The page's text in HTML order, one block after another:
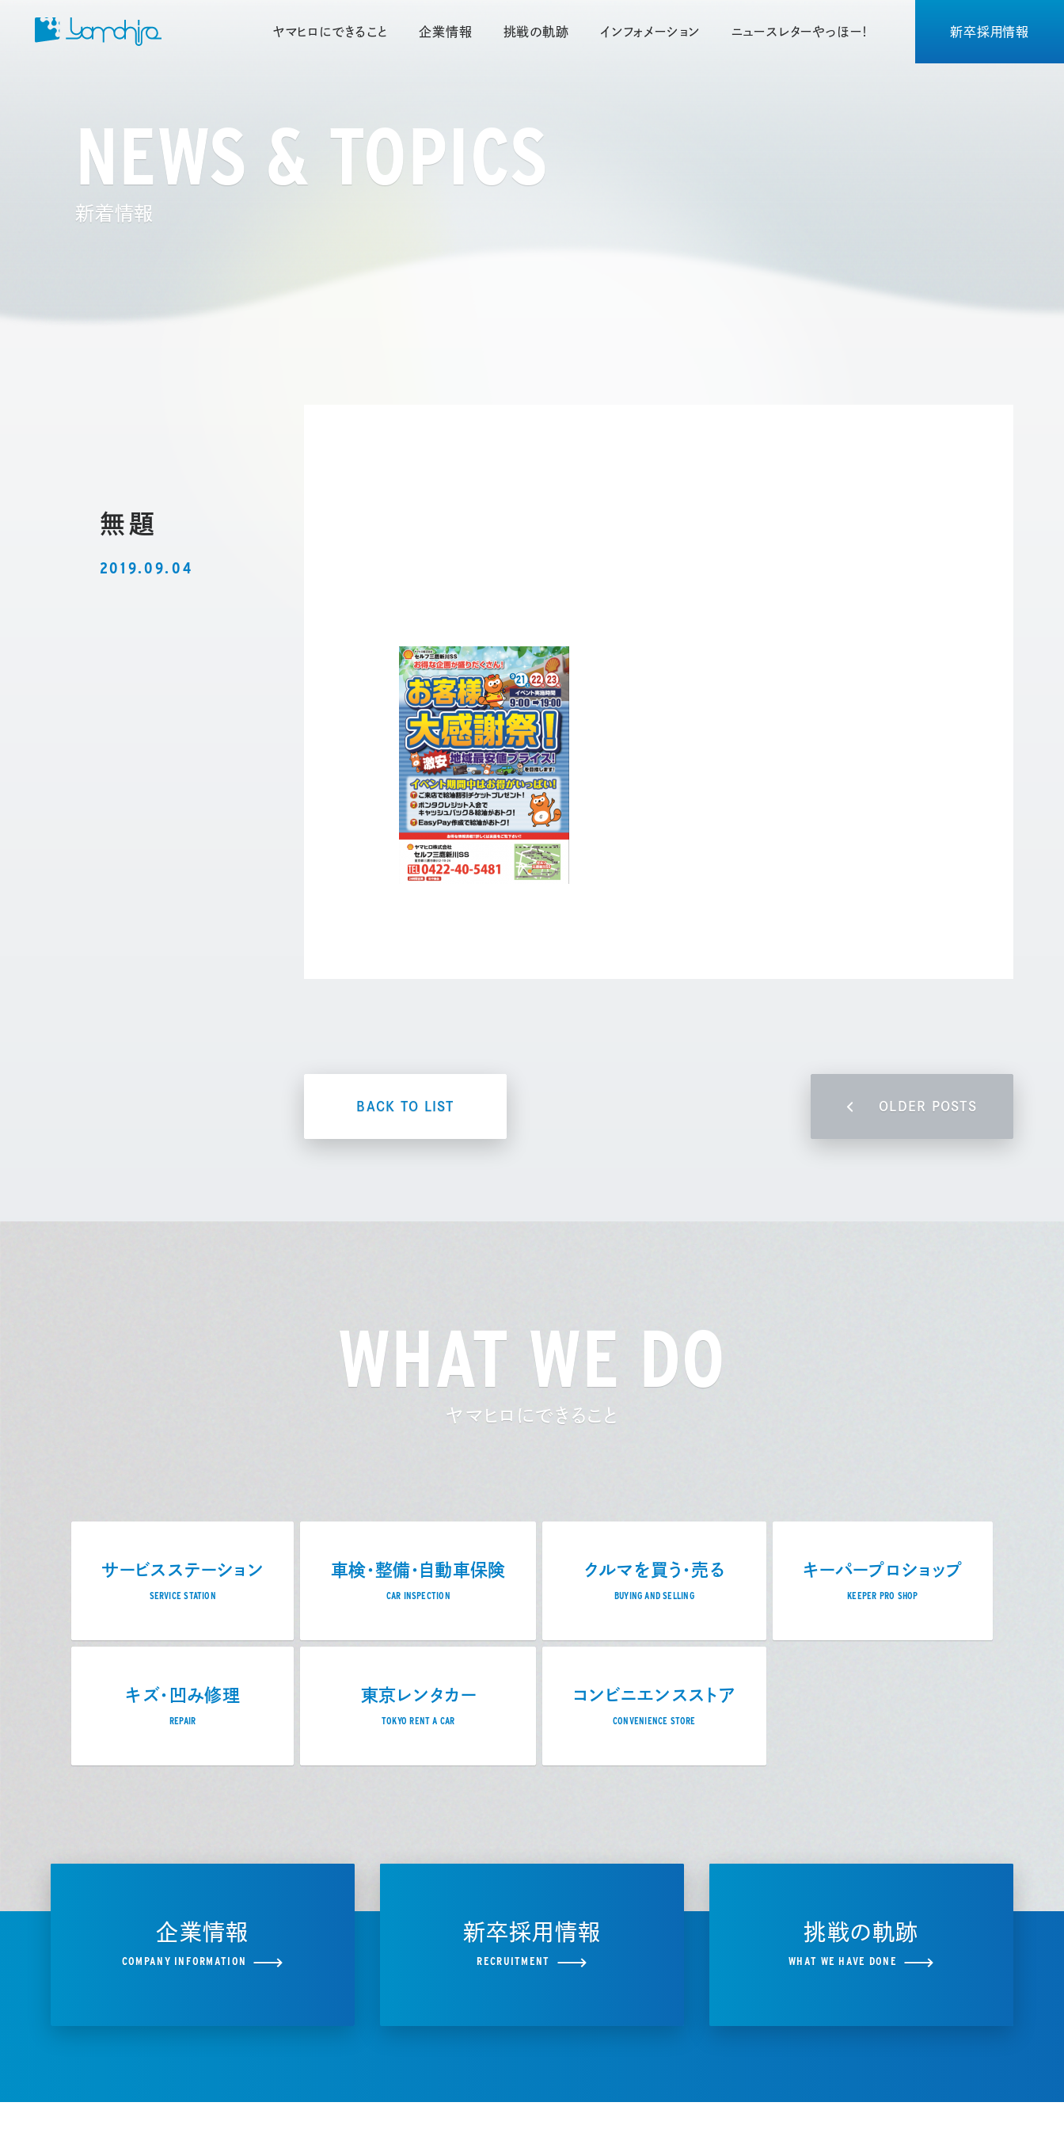
ヤマヒロにできること 企業情報 挑戦の軌跡 インフォメーション ニュースレターやっほー！ 新卒採用情報
NEWS & TOPICS
新着情報
無題
2019.09.04
BACK TO LIST OLDER POSTS
WHAT WE DO
ヤマヒロにできること
サービスステーション
SERVICE STATION
車検・整備・自動車保険
CAR INSPECTION
クルマを買う・売る
BUYING AND SELLING
キーパープロショップ
KEEPER PRO SHOP
キズ・凹み修理
REPAIR
東京レンタカー
TOKYO RENT A CAR
コンビニエンスストア
CONVENIENCE STORE
企業情報
COMPANY INFORMATION
新卒採用情報
RECRUITMENT
挑戦の軌跡
WHAT WE HAVE DONE